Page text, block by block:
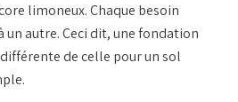
limoneux. Chaque besoin
un autre. Ceci dit, une fondation
de celle pour un sol